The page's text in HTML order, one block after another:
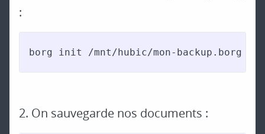
:
borg init /mnt/hubic/mon-backup.borg --
2. On sauvegarde nos documents :